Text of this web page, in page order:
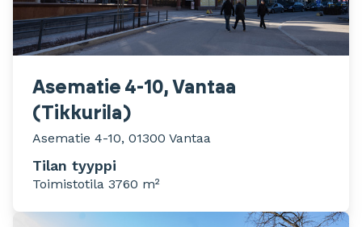
Asematie 4-10, Vantaa
(Tikkurila)
Asematie 4-10, 01300 Vantaa
Tilan tyyppi
Toimistotila 3760 m²